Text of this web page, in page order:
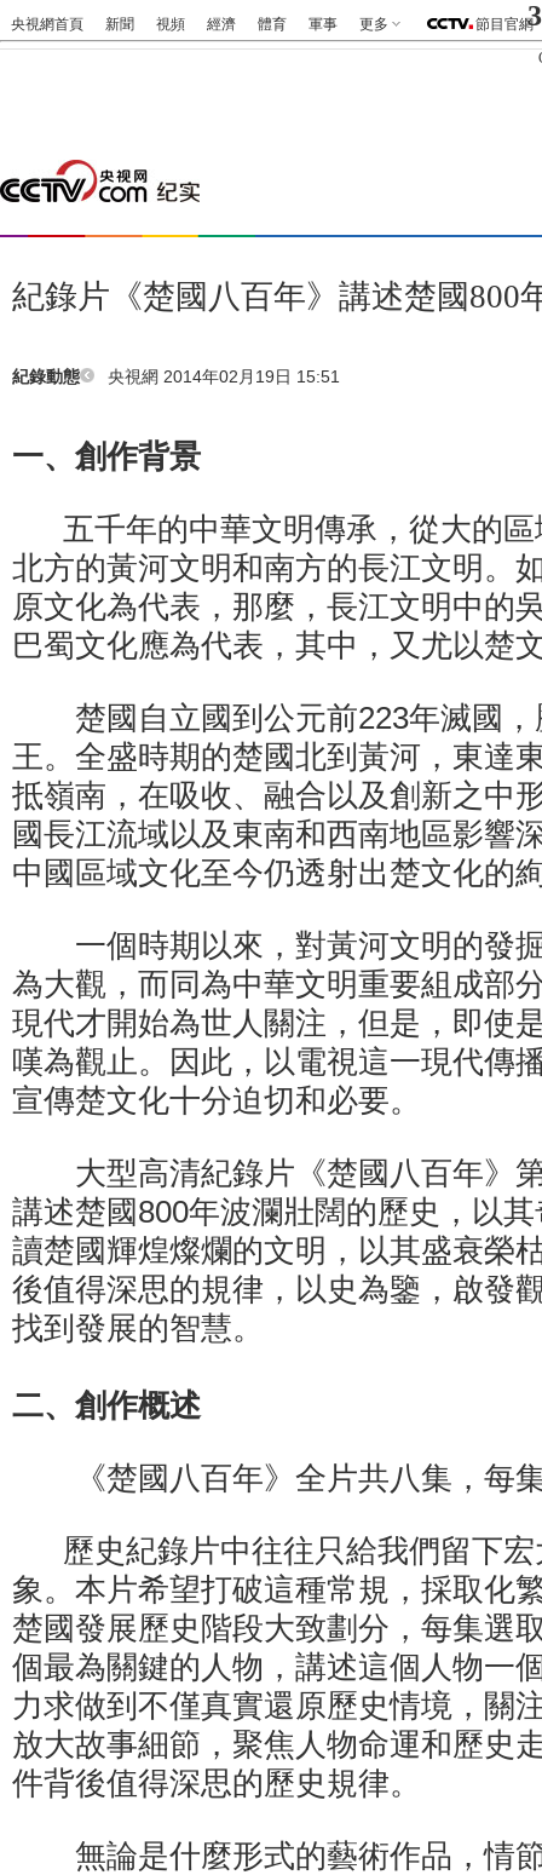
央視網首頁 新聞 視頻 經濟 體育 軍事 更多 節目官網
紀錄片《楚國八百年》講述楚國800
紀錄動態 央視網 2014年02月19日 15:51
一、創作背景
五千年的中華文明傳承，從大的區
北方的黃河文明和南方的長江文明。
原文化為代表，那麼，長江文明中的
巴蜀文化應為代表，其中，又尤以楚
楚國自立國到公元前223年滅國，
王。全盛時期的楚國北到黃河，東達
抵嶺南，在吸收、融合以及創新之中
國長江流域以及東南和西南地區影響
中國區域文化至今仍透射出楚文化的
一個時期以來，對黃河文明的發
為大觀，而同為中華文明重要組成部
現代才開始為世人關注，但是，即使
嘆為觀止。因此，以電視這一現代傳
宣傳楚文化十分迫切和必要。
大型高清紀錄片《楚國八百年》
講述楚國800年波瀾壯闊的歷史，以
讀楚國輝煌燦爛的文明，以其盛衰榮
後值得深思的規律，以史為鑒，啟發
找到發展的智慧。
二、創作概述
《楚國八百年》全片共八集，每
歷史紀錄片中往往只給我們留下宏
象。本片希望打破這種常規，採取化
楚國發展歷史階段大致劃分，每集選
個最為關鍵的人物，講述這個人物一
力求做到不僅真實還原歷史情境，關
放大故事細節，聚焦人物命運和歷史
件背後值得深思的歷史規律。
無論是什麼形式的藝術作品，情